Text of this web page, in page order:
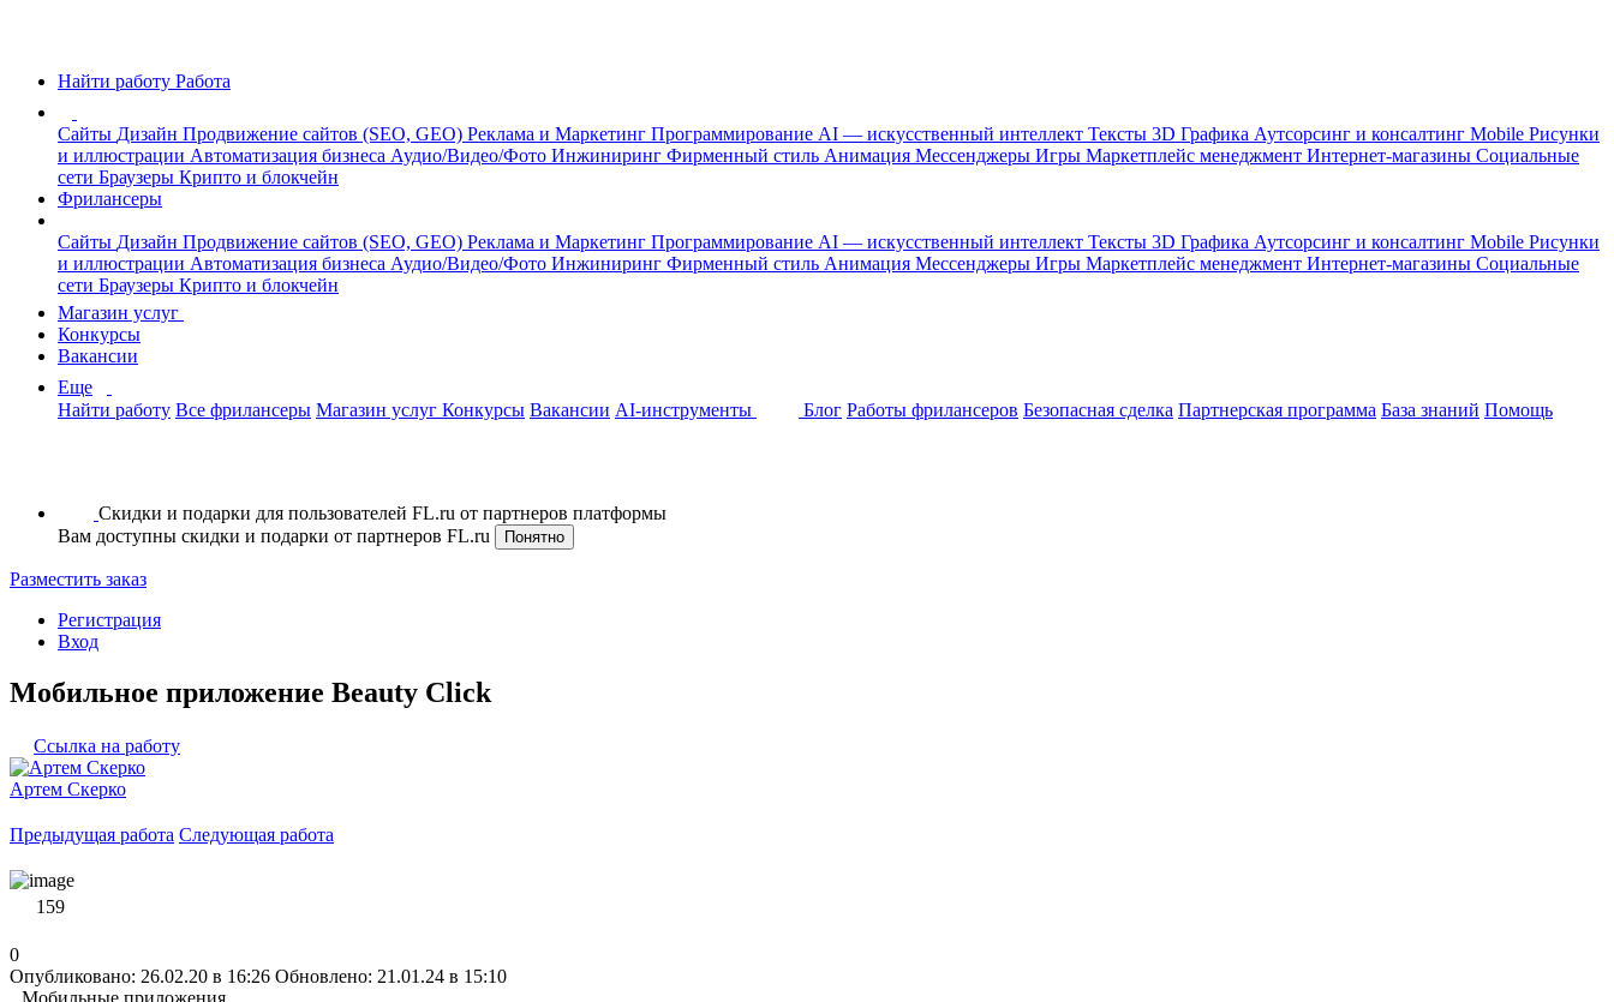
Найти работу Работа
Сайты Дизайн Продвижение сайтов (SEO, GEO) Реклама и Маркетинг Программирование AI — искусственный интеллект Тексты 3D Графика Аутсорсинг и консалтинг Mobile Рисунки
и иллюстрации Автоматизация бизнеса Аудио/Видео/Фото Инжиниринг Фирменный стиль Анимация Мессенджеры Игры Маркетплейс менеджмент Интернет-магазины Социальные
сети Браузеры Крипто и блокчейн
Фрилансеры
Сайты Дизайн Продвижение сайтов (SEO, GEO) Реклама и Маркетинг Программирование AI — искусственный интеллект Тексты 3D Графика Аутсорсинг и консалтинг Mobile Рисунки
и иллюстрации Автоматизация бизнеса Аудио/Видео/Фото Инжиниринг Фирменный стиль Анимация Мессенджеры Игры Маркетплейс менеджмент Интернет-магазины Социальные
сети Браузеры Крипто и блокчейн
Магазин услуг
Конкурсы
Вакансии
Еще
Найти работу Все фрилансеры Магазин услуг Конкурсы Вакансии AI-инструменты Блог Работы фрилансеров Безопасная сделка Партнерская программа База знаний Помощь
Скидки и подарки для пользователей FL.ru от партнеров платформы
Вам доступны скидки и подарки от партнеров FL.ru
Понятно
Разместить заказ
Регистрация
Вход
Мобильное приложение Beauty Click
Ссылка на работу
Артем Скерко
Предыдущая работа Следующая работа
159
0
Опубликовано: 26.02.20 в 16:26 Обновлено: 21.01.24 в 15:10
Мобильные приложения